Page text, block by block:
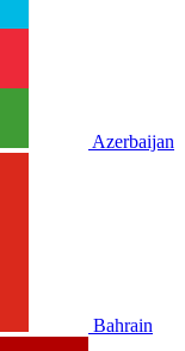
Azerbaijan
Bahrain